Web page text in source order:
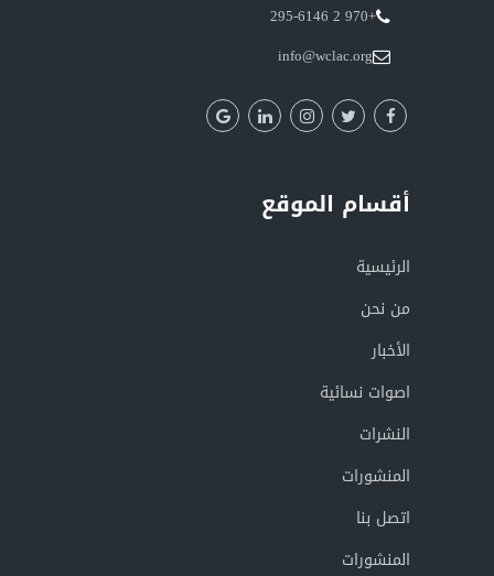
+970 2 295-6146
info@wclac.org
أقسام الموقع
الرئيسية
من نحن
الأخبار
اصوات نسائية
النشرات
المنشورات
اتصل بنا
المنشورات